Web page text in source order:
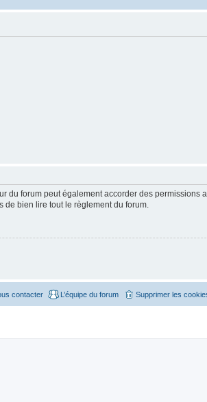
du forum peut également accorder des permissions
de bien lire tout le règlement du forum.
Supprimer les
L’équipe du forum
contacter